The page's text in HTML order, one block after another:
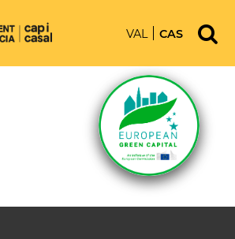
VAL CAS